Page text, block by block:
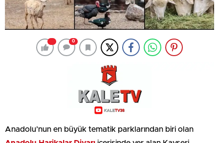
0
Anadolu’nun en büyük tematik parklarından biri olan